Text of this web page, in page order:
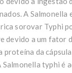
A Salmonella
sorovar Typhi
devido a um fator
proteína da
Salmonella typhi é